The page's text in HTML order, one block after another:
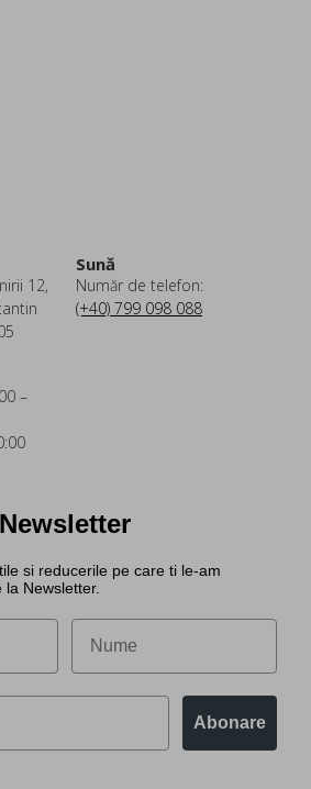
12,
Sună
Număr de telefon:
(+40) 799 098 088
–
Newsletter
si reducerile pe care ti le-am
Newsletter.
Abonare